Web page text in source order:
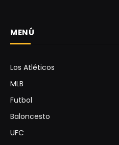
MENÚ
Los Atléticos
MLB
Futbol
Baloncesto
UFC